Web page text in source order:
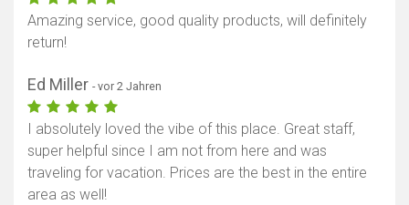
Amazing service, good quality products, will definitely
return!
Ed Miller - vor 2 Jahren
I absolutely loved the vibe of this place. Great staff,
super helpful since I am not from here and was
traveling for vacation. Prices are the best in the entire
area as well!